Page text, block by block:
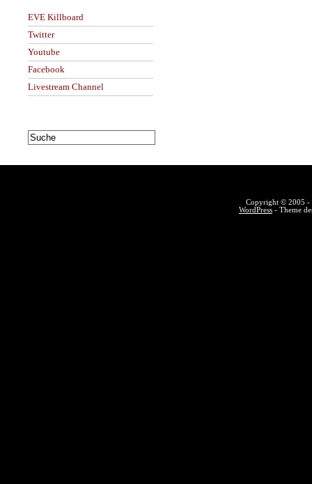
EVE Killboard
Twitter
Youtube
Facebook
Livestream Channel
Copyright © 2005 -
WordPress - Theme